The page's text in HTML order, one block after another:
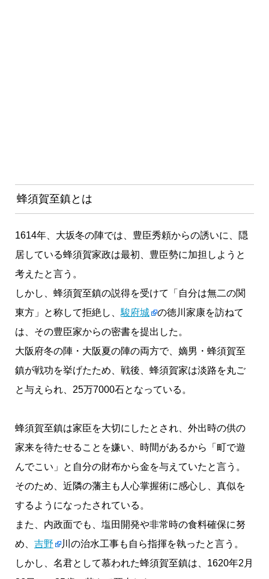
蜂須賀至鎮とは
1614年、大坂冬の陣では、豊臣秀頼からの誘いに、隠
居している蜂須賀家政は最初、豊臣勢に加担しようと
考えたと言う。
しかし、蜂須賀至鎮の説得を受けて「自分は無二の関
東方」と称して拒絶し、 駿府城
の徳川家康を訪ねて
は、その豊臣家からの密書を提出した。
大阪府冬の陣・大阪夏の陣の両方で、嫡男・蜂須賀至
鎮が戦功を挙げたため、戦後、蜂須賀家は淡路を丸ご
と与えられ、25万7000石となっている。
蜂須賀至鎮は家臣を大切にしたとされ、外出時の供の
家来を待たせることを嫌い、時間があるから「町で遊
んでこい」と自分の財布から金を与えていたと言う。
そのため、近隣の藩主も人心掌握術に感心し、真似を
するようになったされている。
また、内政面でも、塩田開発や非常時の食料確保に努
め、 吉野
川の治水工事も自ら指揮を執ったと言う。
しかし、名君として慕われた蜂須賀至鎮は、1620年2月